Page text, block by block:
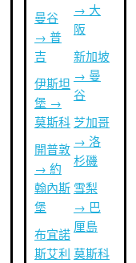
曼谷
→ 普
吉
伊斯坦
堡 →
莫斯科
開普敦
→ 約
翰內斯
堡
布宜諾
斯艾利
→ 大
阪
新加坡
→ 曼
谷
芝加哥
→ 洛
杉磯
雪梨
→ 巴
厘島
莫斯科